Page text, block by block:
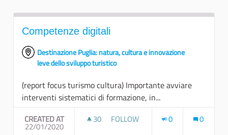
Competenze digitali
Destinazione Puglia: natura, cultura e innovazione
leve dello sviluppo turistico
(report focus turismo cultura) Importante avviare
interventi sistematici di formazione, in...
CREATED AT
22/01/2020
30 30 FOLLOWERS
FOLLOW 0 0